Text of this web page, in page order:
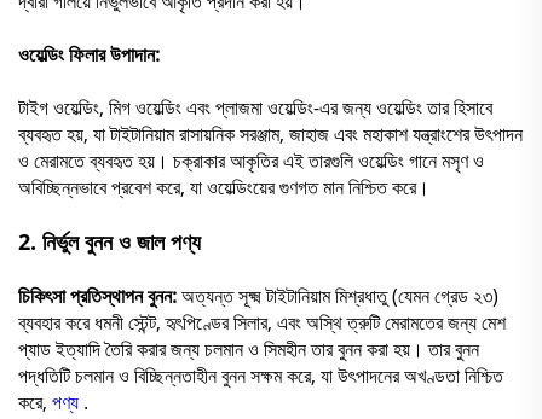
ওয়েল্ডিং ফিলার উপাদান:
টাইগ ওয়েল্ডিং, মিগ ওয়েল্ডিং এবং প্লাজমা ওয়েল্ডিং-এর জন্য ওয়েল্ডিং তার হিসাবে
ব্যবহৃত হয়, যা টাইটানিয়াম রাসায়নিক সরঞ্জাম, জাহাজ এবং মহাকাশ যন্ত্রাংশের উৎপাদন
ও মেরামতে ব্যবহৃত হয়। চক্রাকার আকৃতির এই তারগুলি ওয়েল্ডিং গানে মসৃণ ও
অবিচ্ছিন্নভাবে প্রবেশ করে, যা ওয়েল্ডিংয়ের গুণগত মান নিশ্চিত করে।
2. নির্ভুল বুনন ও জাল পণ্য
চিকিৎসা প্রতিস্থাপন বুনন:অত্যন্ত সূক্ষ্ম টাইটানিয়াম মিশ্রধাতু (যেমন গ্রেড ২৩)
ব্যবহার করে ধমনী স্টেন্ট, হৃৎপিণ্ডের সিলার, এবং অস্থি ত্রুটি মেরামতের জন্য মেশ
প্যাড ইত্যাদি তৈরি করার জন্য চলমান ও সিমহীন তার বুনন করা হয়। তার বুনন
পদ্ধতিটি চলমান ও বিচ্ছিন্নতাহীন বুনন সক্ষম করে, যা উৎপাদনের অখণ্ডতা নিশ্চিত
করে, পণ্য .